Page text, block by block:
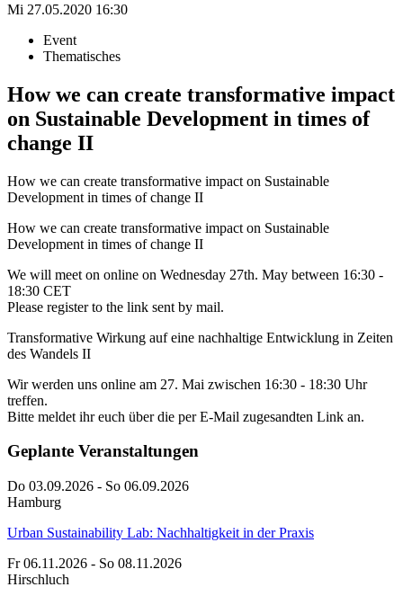
Mi 27.05.2020 16:30
Event
Thematisches
How we can create transformative impact
on Sustainable Development in times of
change II
How we can create transformative impact on Sustainable
Development in times of change II
How we can create transformative impact on Sustainable
Development in times of change II
We will meet on online on Wednesday 27th. May between 16:30 -
18:30 CET
Please register to the link sent by mail.
Transformative Wirkung auf eine nachhaltige Entwicklung in Zeiten
des Wandels II
Wir werden uns online am 27. Mai zwischen 16:30 - 18:30 Uhr
treffen.
Bitte meldet ihr euch über die per E-Mail zugesandten Link an.
Geplante Veranstaltungen
Do 03.09.2026 - So 06.09.2026
Hamburg
Urban Sustainability Lab: Nachhaltigkeit in der Praxis
Fr 06.11.2026 - So 08.11.2026
Hirschluch